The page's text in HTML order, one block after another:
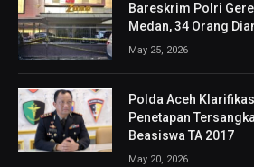
Bareskrim Polri
Medan, 34 Orang
May 25, 2026
Polda Aceh
Penetapan
Beasiswa TA 2017
May 20, 2026